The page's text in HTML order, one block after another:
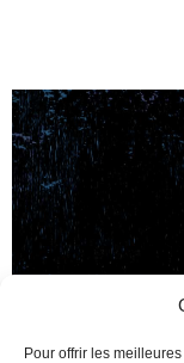
Pour offrir les